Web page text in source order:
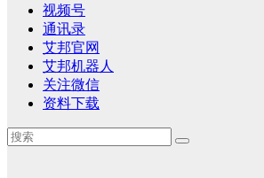
视频号
通讯录
艾邦官网
艾邦机器人
关注微信
资料下载